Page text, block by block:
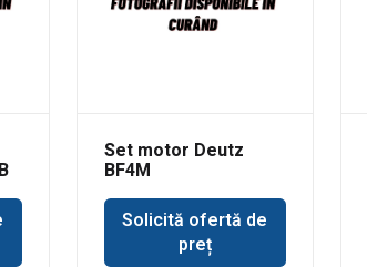
Set motor Deutz
BF4M
Solicită ofertă de
preț